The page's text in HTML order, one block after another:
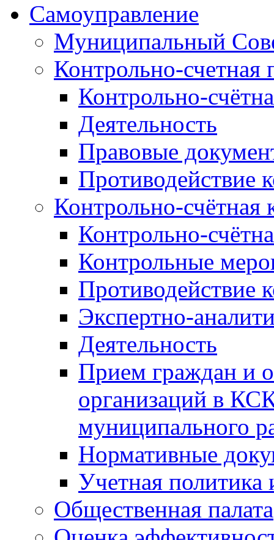
Самоуправление
Муниципальный
Контрольно-счетная
Контрольно-
Деятельность
Правовые
Противодействие
Контрольно-счётная
Контрольно-
Контрольные
Противодействие
Экспертно-
Деятельность
Прием граждан и
организаций в
муниципального
Нормативные
Учетная политика
Общественная палата